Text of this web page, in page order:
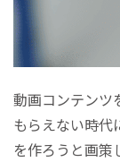
動画コンテンツ
もらえない時代
を作ろうと画策